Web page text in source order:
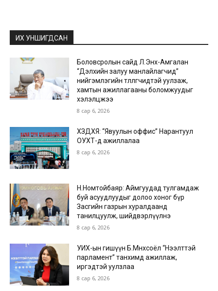
ИХ УНШИГДСАН
Боловсролын сайд Л.Энх-Амгалан
“Дэлхийн залуу манлайлагчид”
нийгэмлэгийн төлөөлөгчидтэй уулзаж,
хамтын ажиллагааны боломжуудыг
хэлэлцжээ
8 сар 6, 2026
ХЗДХЯ: “Явуулын оффис” Нарантуул
ОУХТ-д ажиллалаа
8 сар 6, 2026
Н.Номтойбаяр: Аймгуудад тулгамдаж
буй асуудлуудыг долоо хоног бүр
Засгийн газрын хуралдаанд
танилцуулж, шийдвэрлүүлнэ
8 сар 6, 2026
УИХ-ын гишүүн Б.Мөнхсоёл “Нээлттэй
парламент” танхимд ажиллаж,
иргэдтэй уулзлаа
8 сар 6, 2026